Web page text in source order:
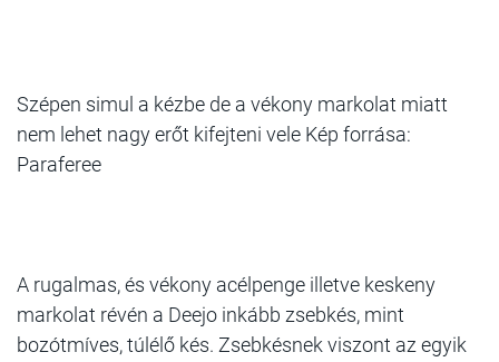
Szépen simul a kézbe de a vékony markolat miatt
nem lehet nagy erőt kifejteni vele Kép forrása:
Paraferee
A rugalmas, és vékony acélpenge illetve keskeny
markolat révén a Deejo inkább zsebkés, mint
bozótmíves, túlélő kés. Zsebkésnek viszont az egyik